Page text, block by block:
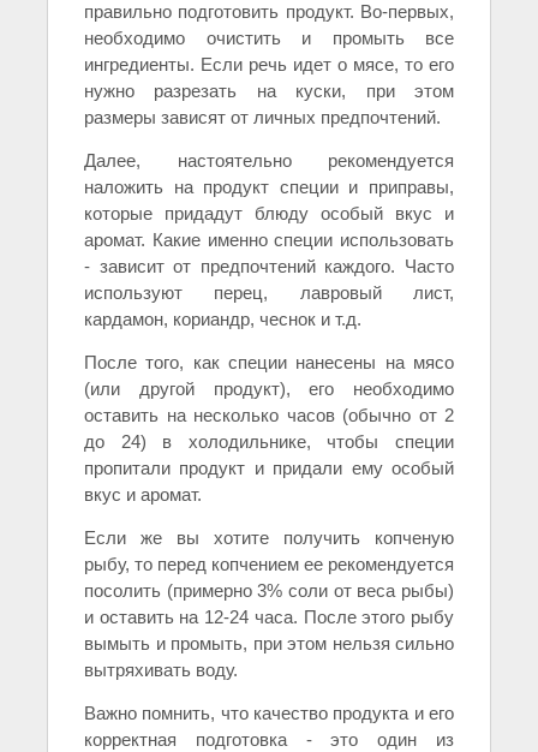
правильно подготовить продукт. Во-первых,
необходимо очистить и промыть все
ингредиенты. Если речь идет о мясе, то его
нужно разрезать на куски, при этом
размеры зависят от личных предпочтений.
Далее, настоятельно рекомендуется
наложить на продукт специи и приправы,
которые придадут блюду особый вкус и
аромат. Какие именно специи использовать
- зависит от предпочтений каждого. Часто
используют перец, лавровый лист,
кардамон, кориандр, чеснок и т.д.
После того, как специи нанесены на мясо
(или другой продукт), его необходимо
оставить на несколько часов (обычно от 2
до 24) в холодильнике, чтобы специи
пропитали продукт и придали ему особый
вкус и аромат.
Если же вы хотите получить копченую
рыбу, то перед копчением ее рекомендуется
посолить (примерно 3% соли от веса рыбы)
и оставить на 12-24 часа. После этого рыбу
вымыть и промыть, при этом нельзя сильно
вытряхивать воду.
Важно помнить, что качество продукта и его
корректная подготовка - это один из